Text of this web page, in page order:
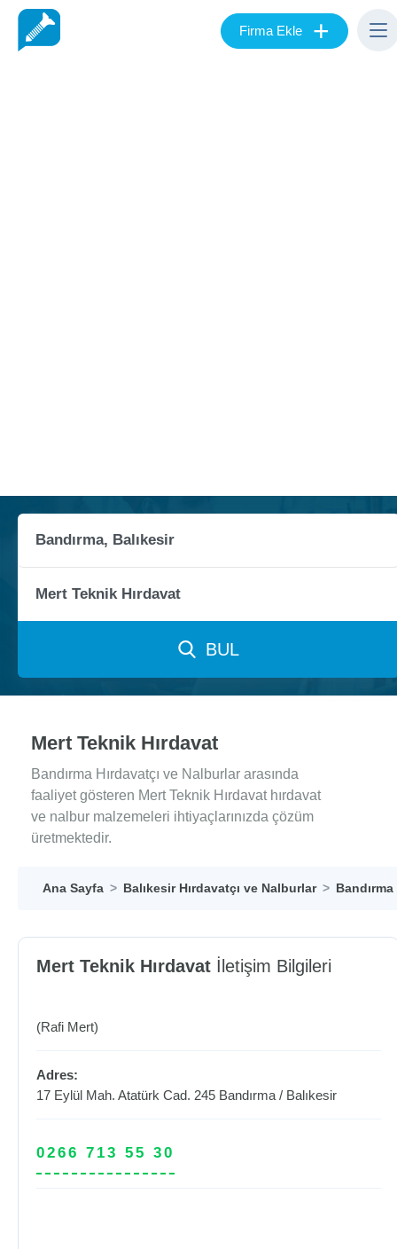
Firma Ekle +
BUL
Mert Teknik Hırdavat
Bandırma Hırdavatçı ve Nalburlar arasında
faaliyet gösteren Mert Teknik Hırdavat hırdavat
ve nalbur malzemeleri ihtiyaçlarınızda çözüm
üretmektedir.
Ana Sayfa Balıkesir Hırdavatçı ve Nalburlar
Mert Teknik Hırdavat İletişim Bilgileri
(Rafi Mert)
Adres:
17 Eylül Mah. Atatürk Cad. 245 Bandırma / Balıkesir
0266 713 55 30